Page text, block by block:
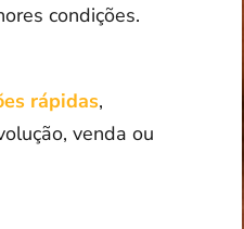
condições.
rápidas,
venda ou